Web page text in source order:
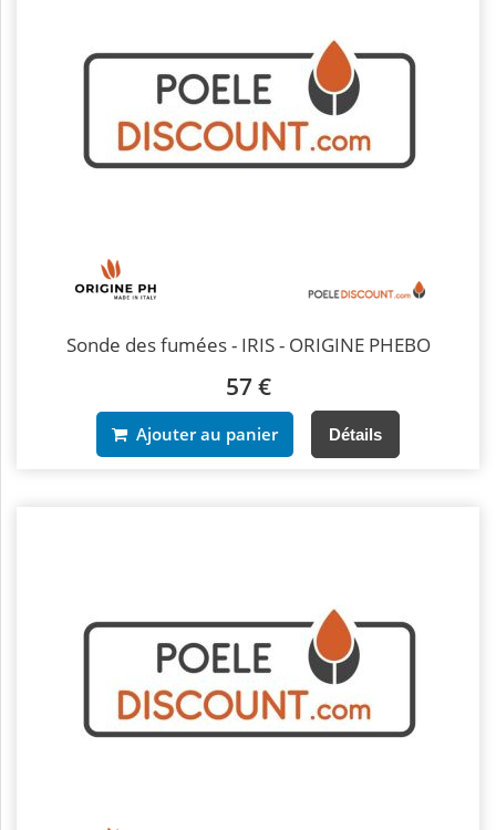
Sonde des fumées - IRIS - ORIGINE PHEBO
57 €
Ajouter au panier Détails